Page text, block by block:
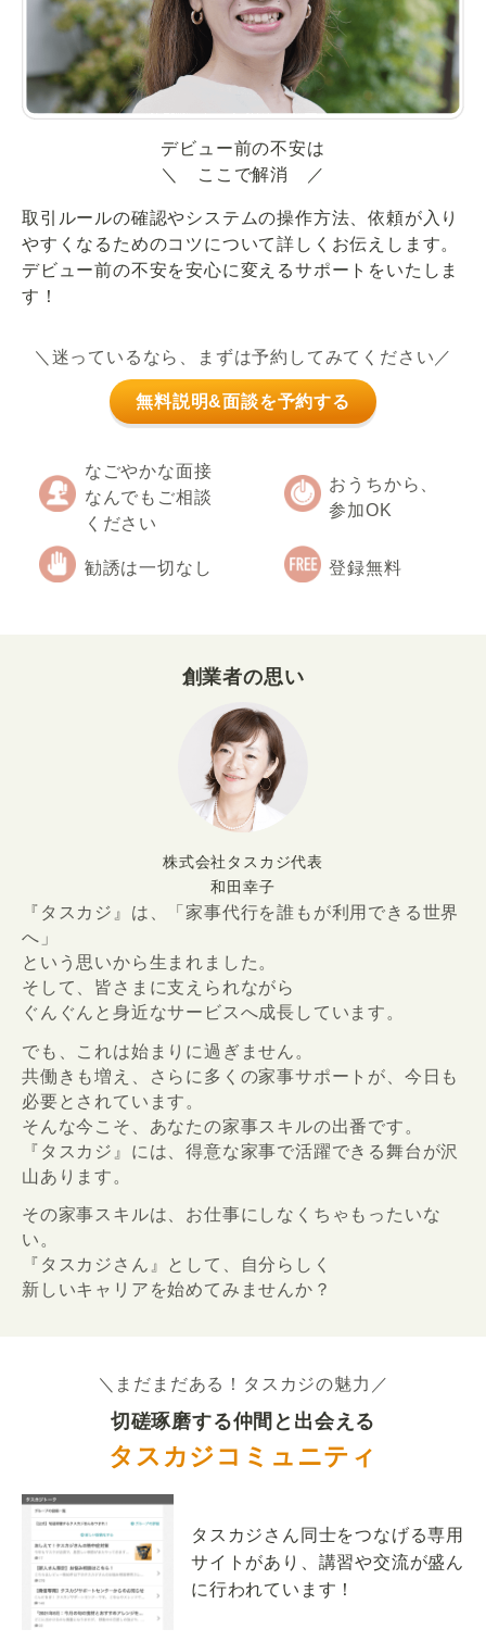
デビュー前の不安は
＼ ここで解消 ／
取引ルールの確認やシステムの操作方法、依頼が入り
やすくなるためのコツについて詳しくお伝えします。
デビュー前の不安を安心に変えるサポートをいたしま
す！
＼迷っているなら、まずは予約してみてください／
無料説明&面談を予約する
なごやかな面接
なんでもご相談
ください
おうちから、
参加OK
勧誘は一切なし 登録無料
創業者の思い
株式会社タスカジ代表
和田幸子
『タスカジ』は、「家事代行を誰もが利用できる世界
へ」
という思いから生まれました。
そして、皆さまに支えられながら
ぐんぐんと身近なサービスへ成長しています。
でも、これは始まりに過ぎません。
共働きも増え、さらに多くの家事サポートが、今日も
必要とされています。
そんな今こそ、あなたの家事スキルの出番です。
『タスカジ』には、得意な家事で活躍できる舞台が沢
山あります。
その家事スキルは、お仕事にしなくちゃもったいな
い。
『タスカジさん』として、自分らしく
新しいキャリアを始めてみませんか？
＼まだまだある！タスカジの魅力／
切磋琢磨する仲間と出会える
タスカジコミュニティ
タスカジさん同士をつなげる専用
サイトがあり、講習や交流が盛ん
に行われています！